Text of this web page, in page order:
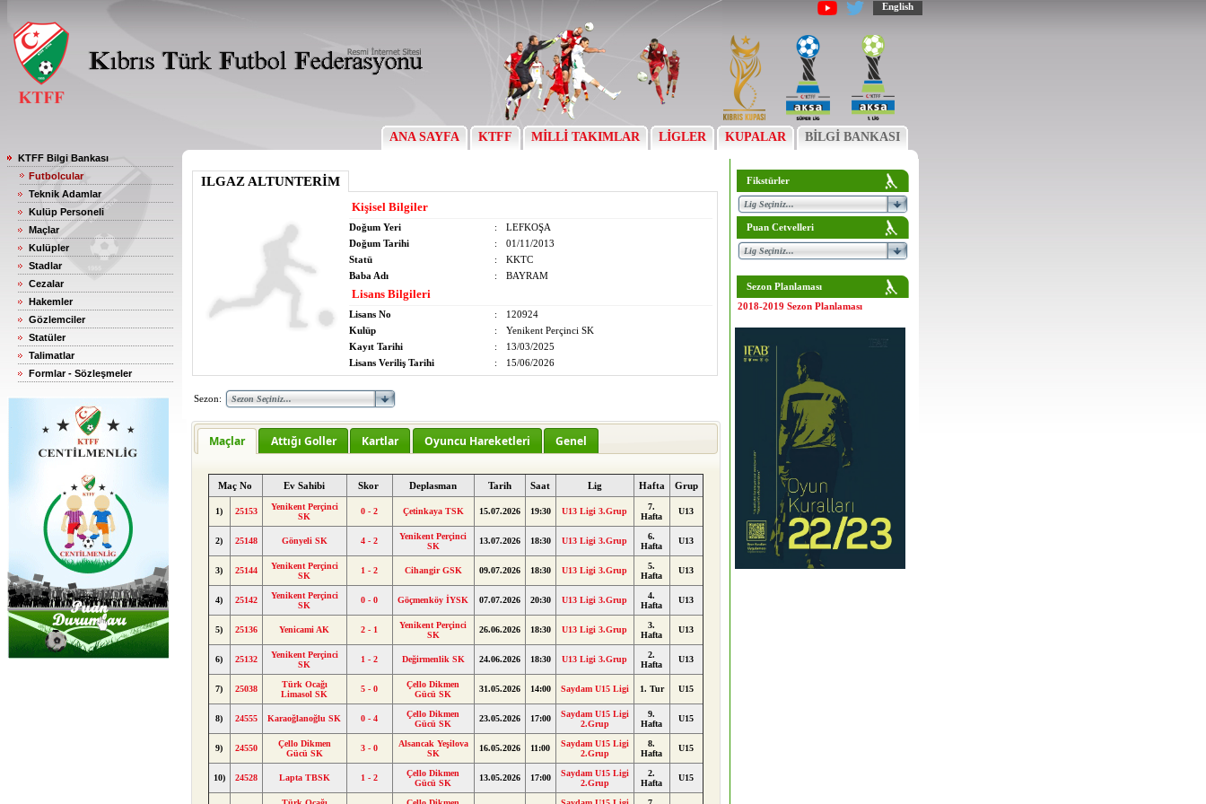
English
ANA SAYFA KTFF MİLLİ TAKIMLAR LİGLER KUPALAR BİLGİ BANKASI
KTFF Bilgi Bankası
Futbolcular
Teknik Adamlar
Kulüp Personeli
Maçlar
Kulüpler
Stadlar
Cezalar
Hakemler
Gözlemciler
Statüler
Talimatlar
Formlar - Sözleşmeler
ILGAZ ALTUNTERİM
Kişisel Bilgiler
Doğum Yeri :
LEFKOŞA
Doğum Tarihi
:
01/11/2013
Statü
:
KKTC
Baba Adı
: BAYRAM
Lisans Bilgileri
Lisans No :
120924
Kulüp
:
Yenikent Perçinci SK
Kayıt Tarihi
:
13/03/2025
Lisans Veriliş Tarihi
: 15/06/2026
Sezon:
Maçlar Attığı Goller Kartlar Oyuncu Hareketleri Genel
Maç No Ev Sahibi Skor Deplasman Tarih Saat Lig Hafta Grup
1) 25153
Yenikent Perçinci
SK
0 - 2 Çetinkaya TSK 15.07.2026 19:30 U13 Ligi 3.Grup
7.
Hafta
U13
2) 25148 Gönyeli SK 4 - 2
Yenikent Perçinci
SK
13.07.2026 18:30 U13 Ligi 3.Grup
6.
Hafta
U13
3) 25144
Yenikent Perçinci
SK
1 - 2 Cihangir GSK 09.07.2026 18:30 U13 Ligi 3.Grup
5.
Hafta
U13
4) 25142
Yenikent Perçinci
SK
0 - 0 Göçmenköy İYSK 07.07.2026 20:30 U13 Ligi 3.Grup
4.
Hafta
U13
5) 25136 Yenicami AK 2 - 1
Yenikent Perçinci
SK
26.06.2026 18:30 U13 Ligi 3.Grup
3.
Hafta
U13
6) 25132
Yenikent Perçinci
SK
1 - 2 Değirmenlik SK 24.06.2026 18:30 U13 Ligi 3.Grup
2.
Hafta
U13
7) 25038
Türk Ocağı
Limasol SK
5 - 0
Çello Dikmen
Gücü SK
31.05.2026 14:00 Saydam U15 Ligi 1. Tur U15
8) 24555 Karaoğlanoğlu SK 0 - 4
Çello Dikmen
Gücü SK
23.05.2026 17:00
Saydam U15 Ligi
2.Grup
9.
Hafta
U15
9) 24550
Çello Dikmen
Gücü SK
3 - 0
Alsancak Yeşilova
SK
16.05.2026 11:00
Saydam U15 Ligi
2.Grup
8.
Hafta
U15
10) 24528 Lapta TBSK 1 - 2
Çello Dikmen
Gücü SK
13.05.2026 17:00
Saydam U15 Ligi
2.Grup
2.
Hafta
U15
Fikstürler
Puan Cetvelleri
Sezon Planlaması
2018-2019 Sezon Planlaması